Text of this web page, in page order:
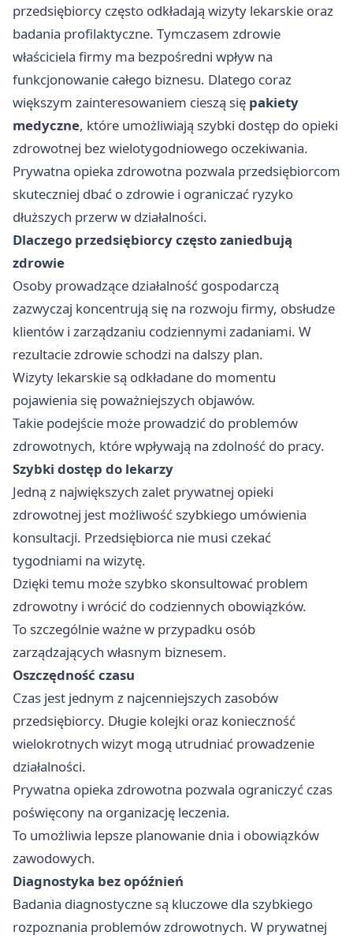
przedsiębiorcy często odkładają wizyty lekarskie oraz
badania profilaktyczne. Tymczasem zdrowie
właściciela firmy ma bezpośredni wpływ na
funkcjonowanie całego biznesu. Dlatego coraz
większym zainteresowaniem cieszą się pakiety
medyczne, które umożliwiają szybki dostęp do opieki
zdrowotnej bez wielotygodniowego oczekiwania.
Prywatna opieka zdrowotna pozwala przedsiębiorcom
skuteczniej dbać o zdrowie i ograniczać ryzyko
dłuższych przerw w działalności.
Dlaczego przedsiębiorcy często zaniedbują
zdrowie
Osoby prowadzące działalność gospodarczą
zazwyczaj koncentrują się na rozwoju firmy, obsłudze
klientów i zarządzaniu codziennymi zadaniami. W
rezultacie zdrowie schodzi na dalszy plan.
Wizyty lekarskie są odkładane do momentu
pojawienia się poważniejszych objawów.
Takie podejście może prowadzić do problemów
zdrowotnych, które wpływają na zdolność do pracy.
Szybki dostęp do lekarzy
Jedną z największych zalet prywatnej opieki
zdrowotnej jest możliwość szybkiego umówienia
konsultacji. Przedsiębiorca nie musi czekać
tygodniami na wizytę.
Dzięki temu może szybko skonsultować problem
zdrowotny i wrócić do codziennych obowiązków.
To szczególnie ważne w przypadku osób
zarządzających własnym biznesem.
Oszczędność czasu
Czas jest jednym z najcenniejszych zasobów
przedsiębiorcy. Długie kolejki oraz konieczność
wielokrotnych wizyt mogą utrudniać prowadzenie
działalności.
Prywatna opieka zdrowotna pozwala ograniczyć czas
poświęcony na organizację leczenia.
To umożliwia lepsze planowanie dnia i obowiązków
zawodowych.
Diagnostyka bez opóźnień
Badania diagnostyczne są kluczowe dla szybkiego
rozpoznania problemów zdrowotnych. W prywatnej